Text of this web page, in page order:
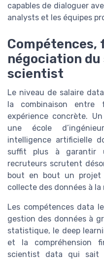
capables de dialoguer
analysts et les équipes
négociation
scientist
Le niveau de salaire
la combinaison entre
expérience concrète.
une école
intelligence artificielle
suffit plus à garantir
recruteurs scrutent
bout en bout un projet
collecte des données à
Les compétences data
gestion des données à
statistique, le deep
et la compréhension
scientist data qui sait